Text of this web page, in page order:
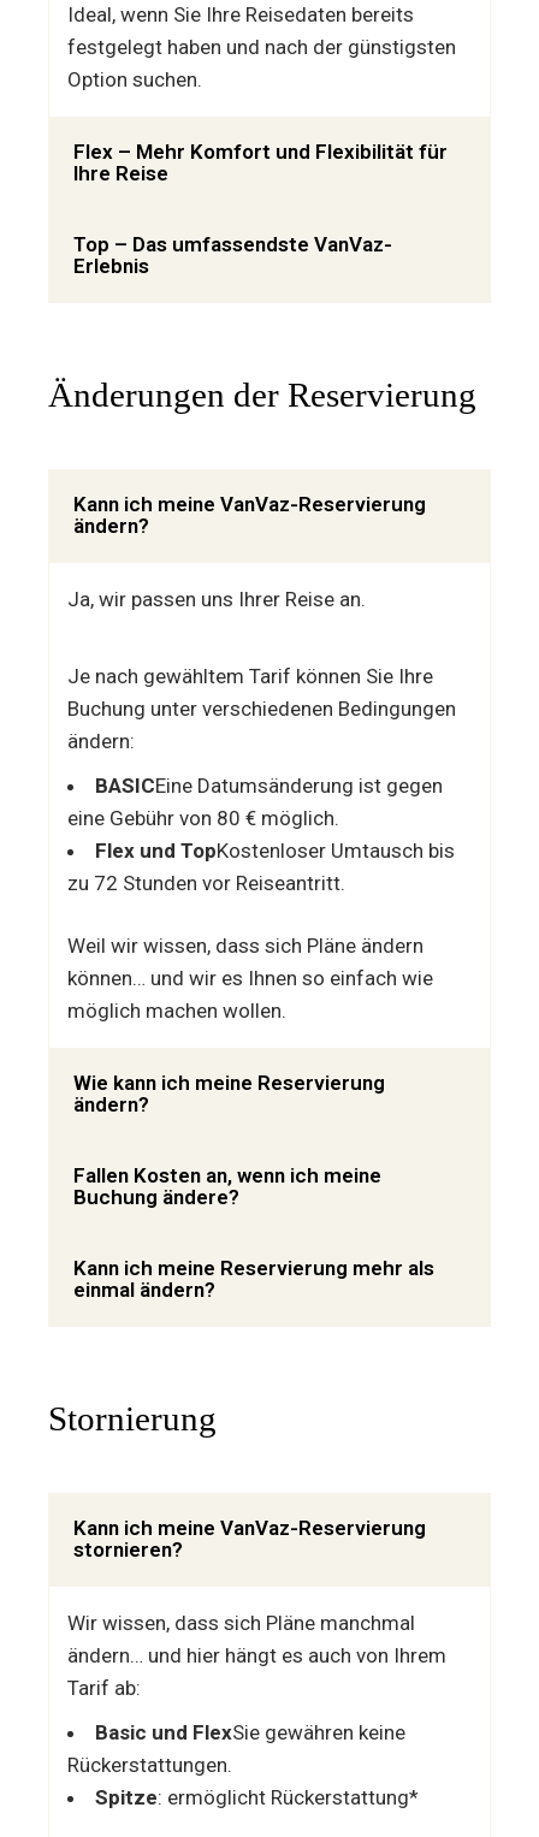
Ideal, wenn Sie Ihre Reisedaten bereits
festgelegt haben und nach der günstigsten
Option suchen.
Flex – Mehr Komfort und Flexibilität für
Ihre Reise
Top – Das umfassendste VanVaz-
Erlebnis
Änderungen der Reservierung
Kann ich meine VanVaz-Reservierung
ändern?
Ja, wir passen uns Ihrer Reise an.
Je nach gewähltem Tarif können Sie Ihre
Buchung unter verschiedenen Bedingungen
ändern:
BASICEine Datumsänderung ist gegen
eine Gebühr von 80 € möglich.
Flex und TopKostenloser Umtausch bis
zu 72 Stunden vor Reiseantritt.
Weil wir wissen, dass sich Pläne ändern
können… und wir es Ihnen so einfach wie
möglich machen wollen.
Wie kann ich meine Reservierung
ändern?
Fallen Kosten an, wenn ich meine
Buchung ändere?
Kann ich meine Reservierung mehr als
einmal ändern?
Stornierung
Kann ich meine VanVaz-Reservierung
stornieren?
Wir wissen, dass sich Pläne manchmal
ändern… und hier hängt es auch von Ihrem
Tarif ab:
Basic und FlexSie gewähren keine
Rückerstattungen.
Spitze: ermöglicht Rückerstattung*